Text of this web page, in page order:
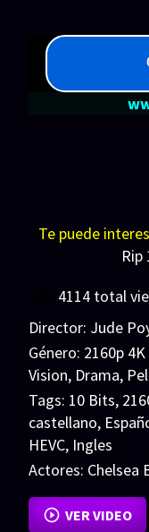
Te puede
Rip
4114 total
Director: Jude
Género: 2160p
Vision, Drama,
Tags: 10 Bits,
castellano,
HEVC, Ingles
Actores: Chelsea
Mancino
VER MÁS
VER VIDEO